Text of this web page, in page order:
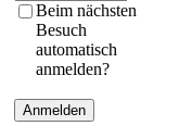
Beim nächsten
Besuch
automatisch
anmelden?